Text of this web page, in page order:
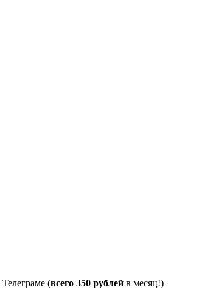
Телеграме (всего 350 рублей в месяц!)